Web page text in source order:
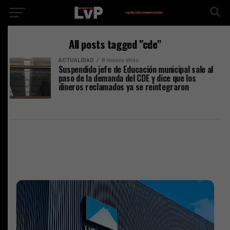
All posts tagged "cde"
ACTUALIDAD 8 meses atrás
Suspendido jefe de Educación municipal sale al
paso de la demanda del CDE y dice que los
dineros reclamados ya se reintegraron